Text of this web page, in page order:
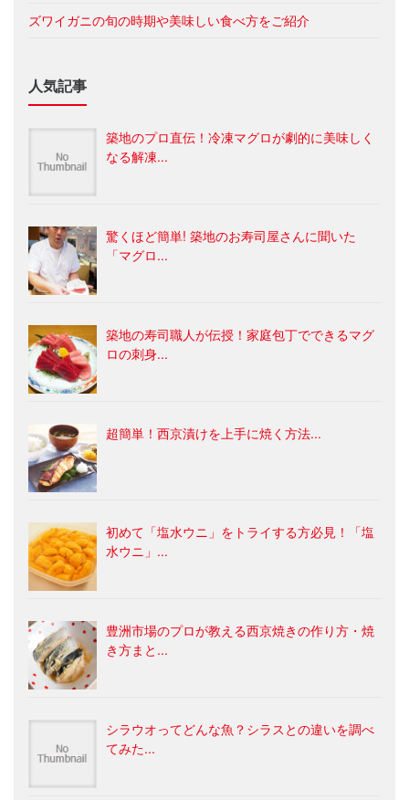
ズワイガニの旬の時期や美味しい食べ方をご紹介
人気記事
築地のプロ直伝！冷凍マグロが劇的に美味しく
なる解凍...
驚くほど簡単! 築地のお寿司屋さんに聞いた
「マグロ...
築地の寿司職人が伝授！家庭包丁でできるマグ
ロの刺身...
超簡単！西京漬けを上手に焼く方法...
初めて「塩水ウニ」をトライする方必見！「塩
水ウニ」...
豊洲市場のプロが教える西京焼きの作り方・焼
き方まと...
シラウオってどんな魚？シラスとの違いを調べ
てみた...